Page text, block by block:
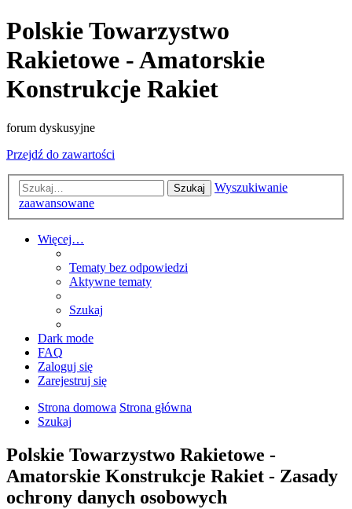
Polskie Towarzystwo
Rakietowe - Amatorskie
Konstrukcje Rakiet
forum dyskusyjne
Przejdź do zawartości
Szukaj
Wyszukiwanie
zaawansowane
Więcej…
Tematy bez odpowiedzi
Aktywne tematy
Szukaj
Dark mode
FAQ
Zaloguj się
Zarejestruj się
Strona domowa Strona główna
Szukaj
Polskie Towarzystwo Rakietowe -
Amatorskie Konstrukcje Rakiet - Zasady
ochrony danych osobowych